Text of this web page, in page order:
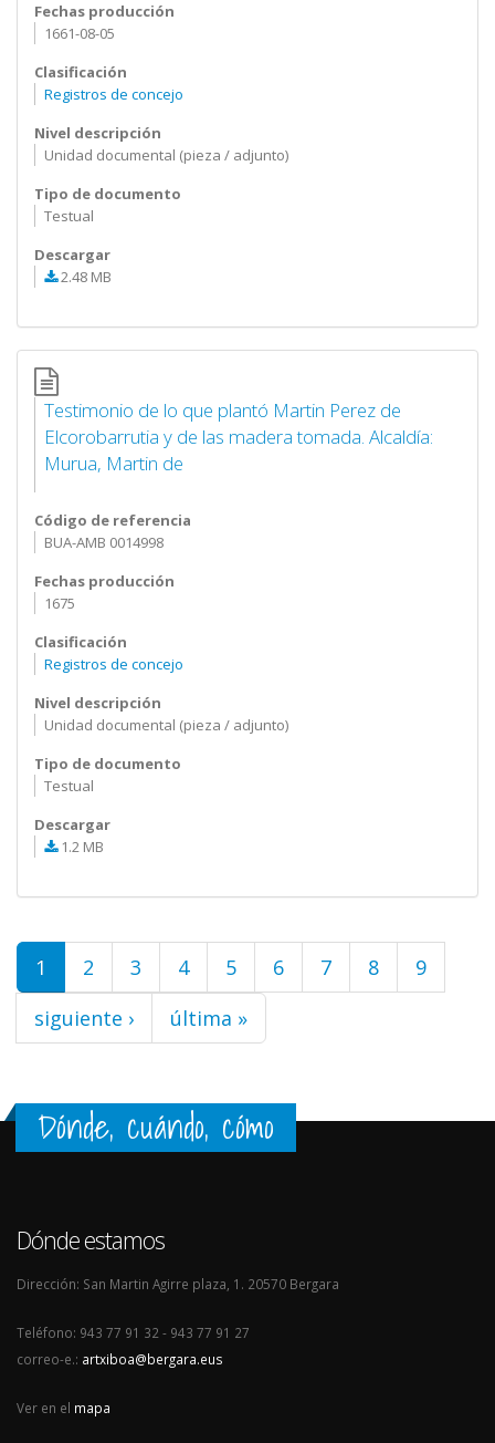
Fechas producción
1661-08-05
Clasificación
Registros de concejo
Nivel descripción
Unidad documental (pieza / adjunto)
Tipo de documento
Testual
Descargar
2.48 MB
Testimonio de lo que plantó Martin Perez de
Elcorobarrutia y de las madera tomada. Alcaldía:
Murua, Martin de
Código de referencia
BUA-AMB 0014998
Fechas producción
1675
Clasificación
Registros de concejo
Nivel descripción
Unidad documental (pieza / adjunto)
Tipo de documento
Testual
Descargar
1.2 MB
Páginas
1 2 3 4 5 6 7 8
9
siguiente ›
última »
Dónde, cuándo, cómo
Dónde estamos
Dirección: San Martin Agirre plaza, 1. 20570 Bergara
Teléfono: 943 77 91 32 - 943 77 91 27
correo-e.: artxiboa@bergara.eus
Ver en el mapa